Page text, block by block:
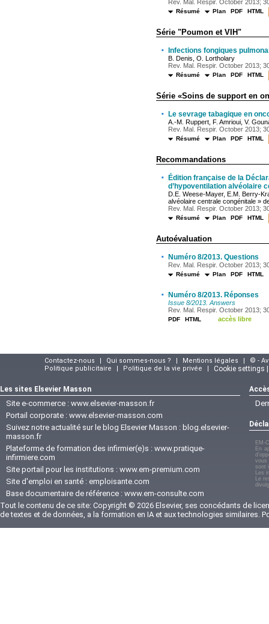
Rev. Mal. Respir. October 2013;
Résumé Plan PDF HTML
Série "Poumon et VIH"
· Infections fongiques
B. Denis, O. Lortholary
Rev. Mal. Respir. October 2013;
Résumé Plan PDF HTML
Série «Soins de support en
· Le sevrage tabagique en
A.-M. Ruppert, F. Amrioui, V.
Rev. Mal. Respir. October 2013;
Résumé Plan PDF HTML
Recommandations
·
Édition française de la
d’hypoventilation alvéolaire
D.E. Weese-Mayer, E.M. Berry-
alvéolaire centrale congénitale »
Rev. Mal. Respir. October 2013;
Résumé Plan PDF HTML
Autoévaluation
· Numéro 8/2013. Questions
Rev. Mal. Respir. October 2013;
Résumé Plan PDF HTML
· Numéro 8/2013. Réponses
Issue 8/2013. Answers
Rev. Mal. Respir. October 2013;
PDF HTML accès libre
Contactez-nous | Qui sommes-nous ? | Mentions légales |
© -
Politique publicitaire
| Politique de la vie privée | Cookie settings
Les sites Elsevier Masson
Site e-commerce : www.elsevier-masson.fr
Portail corporate : www.elsevier-masson.com
Suivez notre actualité sur le blog Elsevier Masson : blog.elsevier-
masson.fr
Plateforme de formation des infirmier(e)s : www.pratique-
infirmiere.com
Site portail pour les institutions : www.em-premium.com
Site d'emploi en santé : emploisante.com
Base documentaire de référence : www.em-consulte.com
EM-
En
vous
sont
Les
Le
Tout le contenu de ce site: Copyright © 2026 Elsevier, ses concédants de
de textes et de données, a la formation en IA et aux technologies similaires.